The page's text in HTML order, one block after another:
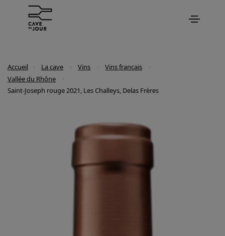
Accueil La cave Vins
Vins français
Vallée du Rhône
Saint-Joseph rouge 2021, Les Challeys, Delas Frères